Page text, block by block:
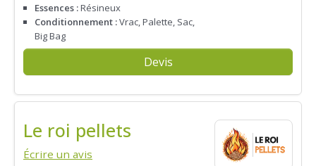
Essences :Résineux
Conditionnement :Vrac, Palette, Sac,
Big Bag
Devis
Le roi pellets
Écrire un avis